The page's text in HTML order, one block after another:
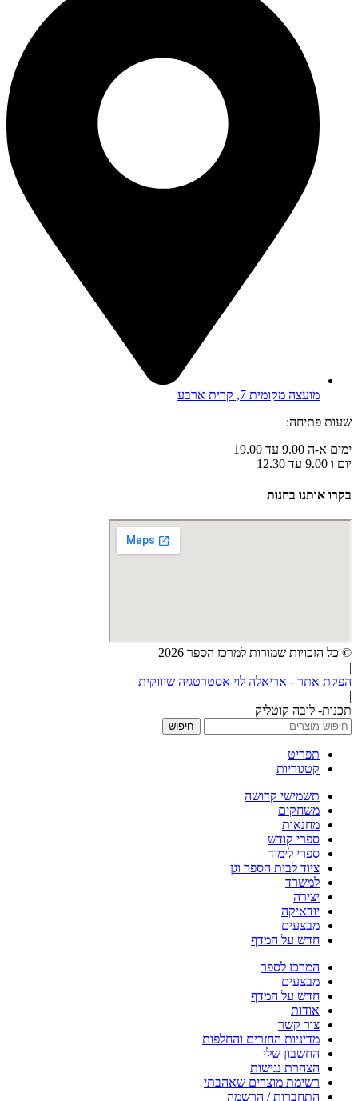
מועצה מקומית 7, קרית ארבע
שעות פתיחה:
ימים א-ה 9.00 עד 19.00
יום ו 9.00 עד 12.30
בקרו אותנו בחנות
© כל הזכויות שמורות למרכז הספר 2026
|
הפקת אתר - אריאלה לוי אסטרטגיה שיווקית
|
תכנות- לובה קוטליק
חיפוש
תפריט
קטגוריות
תשמישי קדושה
משחקים
מחנאות
ספרי קודש
ספרי לימוד
ציוד לבית הספר וגן
למשרד
יצירה
יודאיקה
מבצעים
חדש על המדף
המרכז לספר
מבצעים
חדש על המדף
אודות
צור קשר
מדיניות החזרים והחלפות
החשבון שלי
הצהרת נגישות
רשימת מוצרים שאהבתי
התחברות / הרשמה